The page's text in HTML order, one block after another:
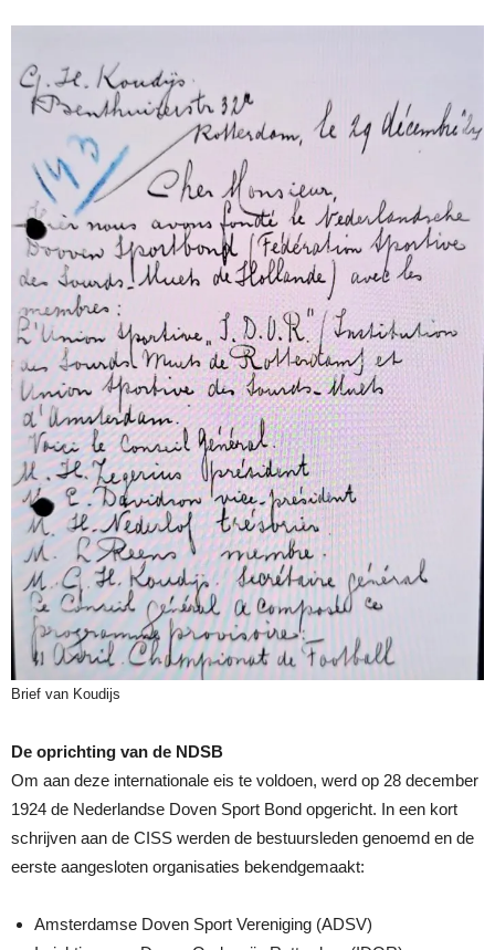
Brief van Koudijs
De oprichting van de NDSB
Om aan deze internationale eis te voldoen, werd op 28 december
1924 de Nederlandse Doven Sport Bond opgericht. In een kort
schrijven aan de CISS werden de bestuursleden genoemd en de
eerste aangesloten organisaties bekendgemaakt:
Amsterdamse Doven Sport Vereniging (ADSV)